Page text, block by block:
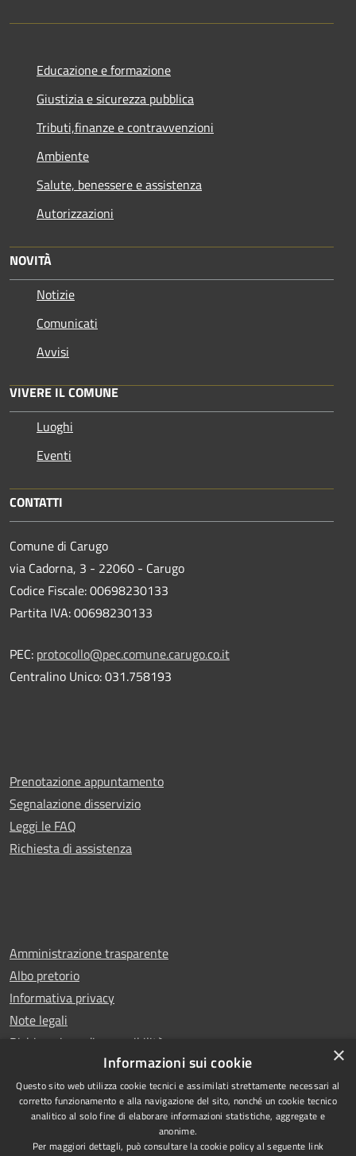
Educazione e formazione
Giustizia e sicurezza pubblica
Tributi,finanze e contravvenzioni
Ambiente
Salute, benessere e assistenza
Autorizzazioni
NOVITÀ
Notizie
Comunicati
Avvisi
VIVERE IL COMUNE
Luoghi
Eventi
CONTATTI
Comune di Carugo
via Cadorna, 3 - 22060 - Carugo
Codice Fiscale: 00698230133
Partita IVA: 00698230133
PEC: protocollo@pec.comune.carugo.co.it
Centralino Unico: 031.758193
Prenotazione appuntamento
Segnalazione disservizio
Leggi le FAQ
Richiesta di assistenza
Amministrazione trasparente
Albo pretorio
Informativa privacy
Note legali
Dichiarazione di accessibilità
RSS
Accessibilità
Copyright © 2026 • Comune di
Carugo • Powered by
×
Informazioni sui cookie
Questo sito web utilizza cookie tecnici e assimilati strettamente necessari al
corretto funzionamento e alla navigazione del sito, nonché un cookie tecnico
analitico al solo fine di elaborare informazioni statistiche, aggregate e
anonime.
Per maggiori dettagli, può consultare la cookie policy al seguente link